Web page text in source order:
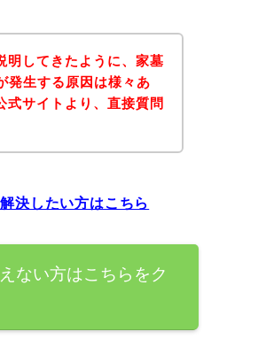
明してきたように、家墓
発生する原因は様々あ
式サイトより、直接質問
決したい方はこちら
ない方はこちらをク